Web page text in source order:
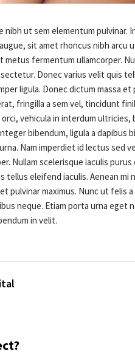
ut sem elementum pulvinar.
sit amet rhoncus nibh arcu
metus fermentum ullamcorper.
Donec varius velit quis
ligula. Donec dictum massa
fringilla a sem vel, tincidunt
vehicula in interdum
bibendum, ligula a dapibus
Nam imperdiet id lectus sed
Nullam scelerisque iaculis
tellus eleifend iaculis. Aenean mi
pulvinar maximus. Nunc ut felis
neque. Etiam porta urna eget
in velit.